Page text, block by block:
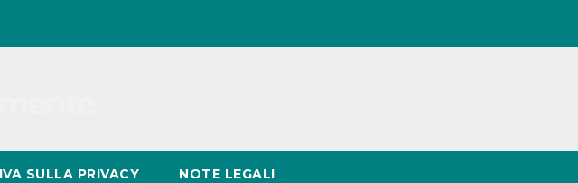
SULLA PRIVACY NOTE LEGALI